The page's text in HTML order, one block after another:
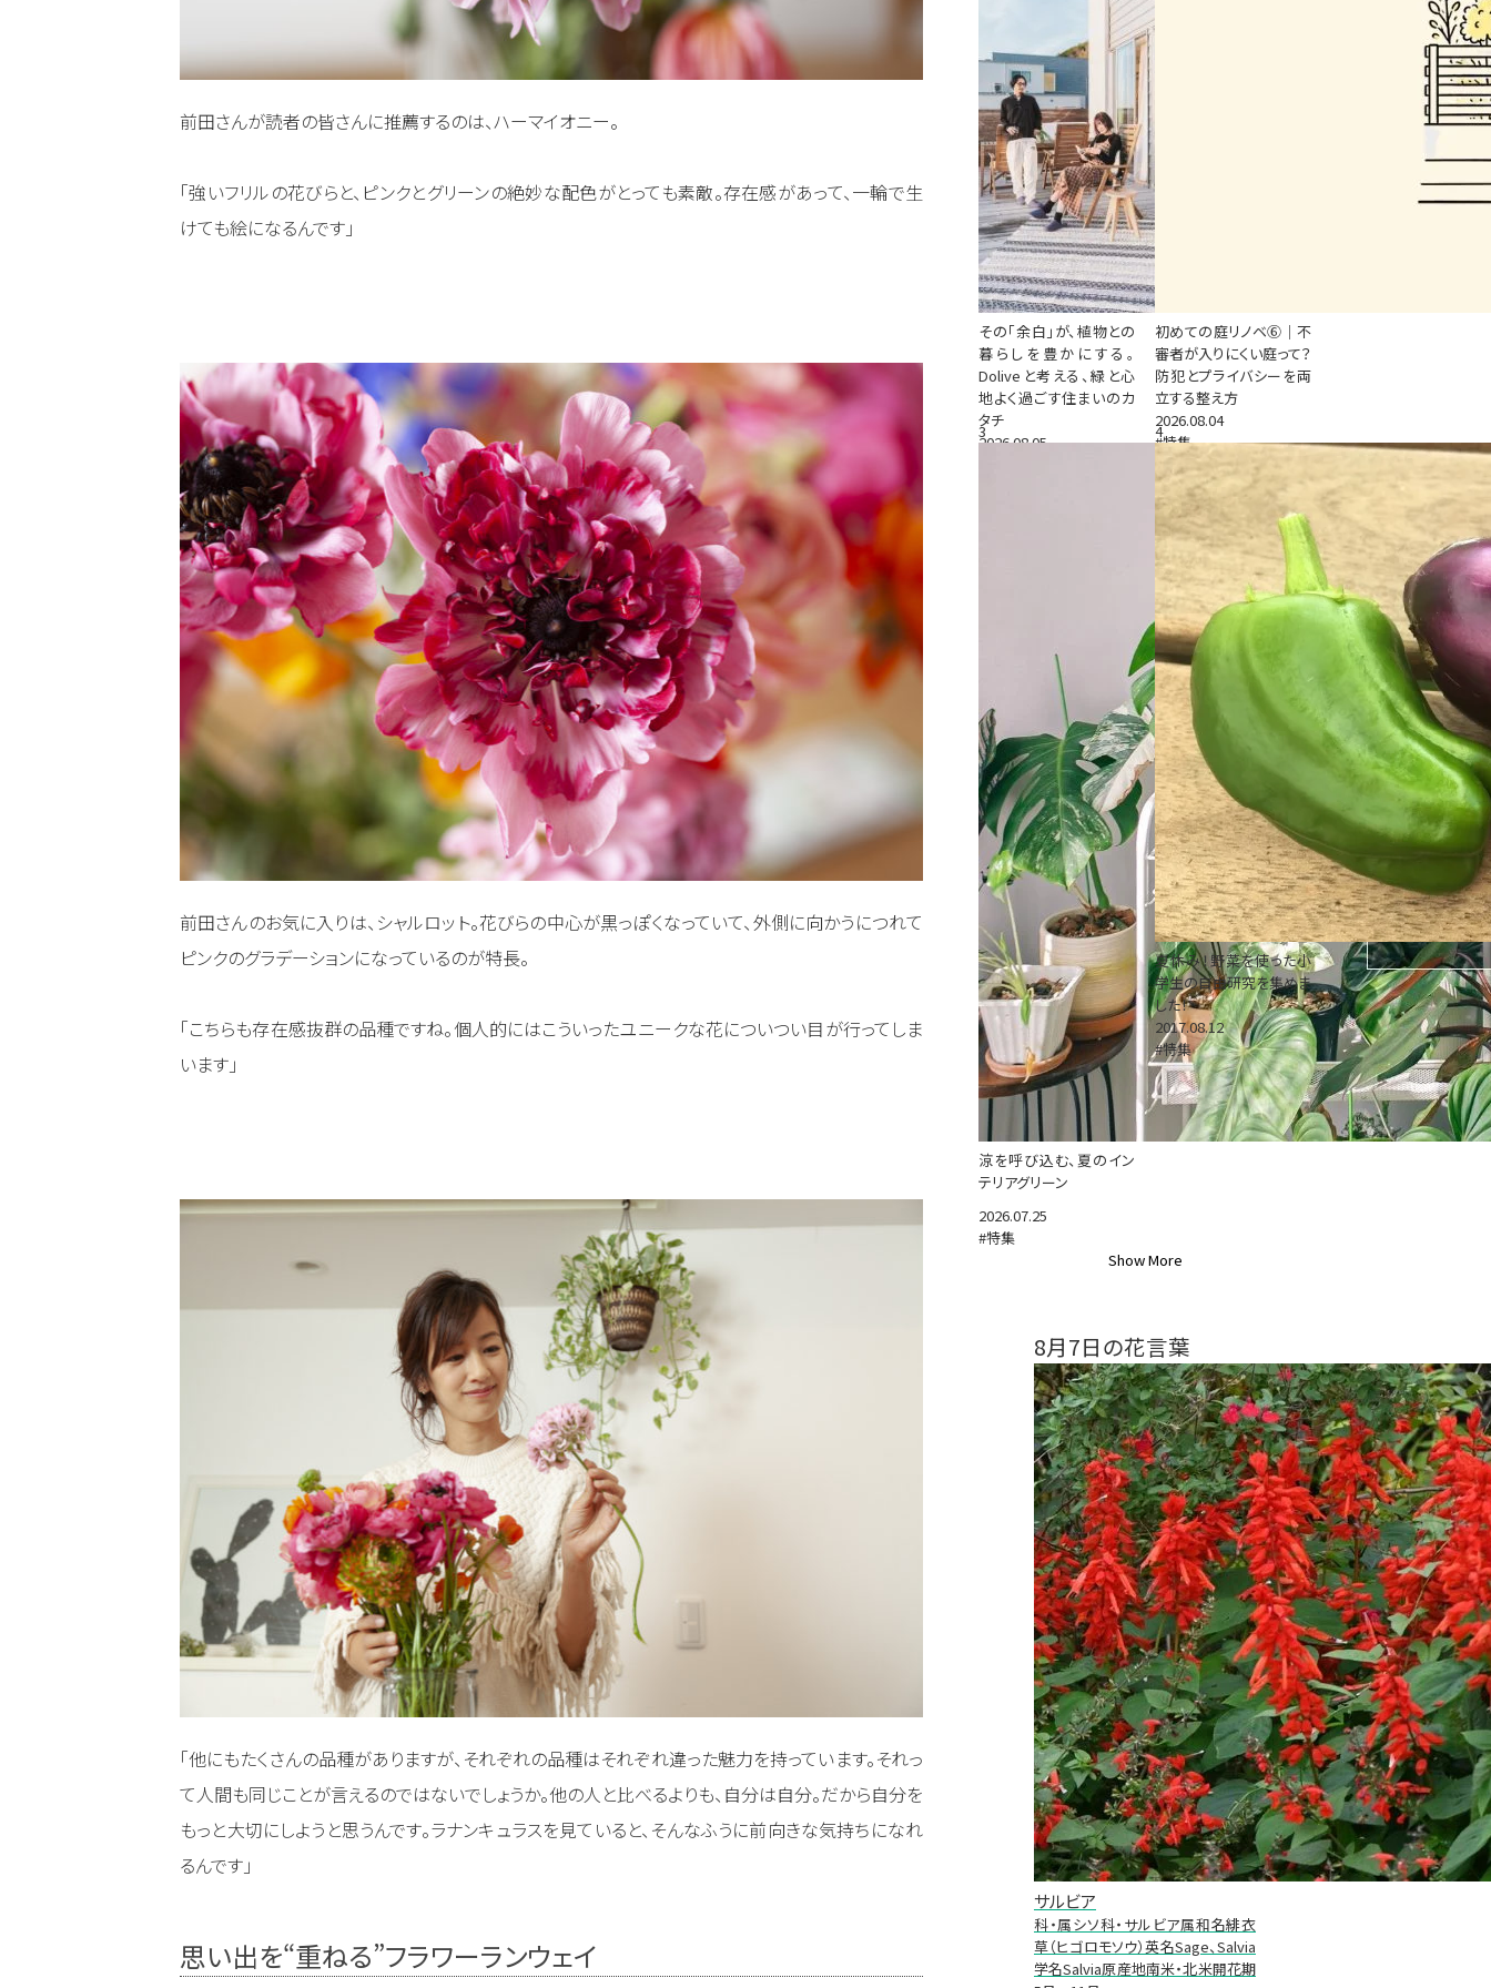
前田さんが読者の皆さんに推薦するのは、ハーマイオニー。
「強いフリルの花びらと、ピンクとグリーンの絶妙な配色がとっても素敵。存在感があって、一輪で生
けても絵になるんです」
前田さんのお気に入りは、シャルロット。花びらの中心が黒っぽくなっていて、外側に向かうにつれて
ピンクのグラデーションになっているのが特長。
「こちらも存在感抜群の品種ですね。個人的にはこういったユニークな花についつい目が行ってしま
います」
「他にもたくさんの品種がありますが、それぞれの品種はそれぞれ違った魅力を持っています。それっ
て人間も同じことが言えるのではないでしょうか。他の人と比べるよりも、自分は自分。だから自分を
もっと大切にしようと思うんです。ラナンキュラスを見ていると、そんなふうに前向きな気持ちになれ
るんです」
思い出を“重ねる”フラワーランウェイ
その「余白」が、植物との
暮らしを豊かにする。
Doliveと考える、緑と心
地よく過ごす住まいのカ
タチ
2026.08.05
初めての庭リノベ⑥｜不
審者が入りにくい庭って？
防犯とプライバシーを両
立する整え方
2026.08.04
#特集
3
涼を呼び込む、夏のイン
テリアグリーン
2026.07.25
#特集
4
夏休み！野菜を使った小
学生の自由研究を集めま
した！
2017.08.12
#特集
Show More
8月7日の花言葉
サルビア
科・属シソ科・サルビア属和名緋衣
草（ヒゴロモソウ）英名Sage、Salvia
学名Salvia原産地南米・北米開花期